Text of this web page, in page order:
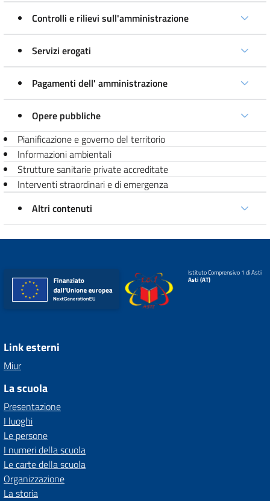
Controlli e rilievi sull'amministrazione
Servizi erogati
Pagamenti dell' amministrazione
Opere pubbliche
Pianificazione e governo del territorio
Informazioni ambientali
Strutture sanitarie private accreditate
Interventi straordinari e di emergenza
Altri contenuti
Istituto Comprensivo 1 di Asti
Asti (AT)
Link esterni
Miur
La scuola
Presentazione
I luoghi
Le persone
I numeri della scuola
Le carte della scuola
Organizzazione
La storia